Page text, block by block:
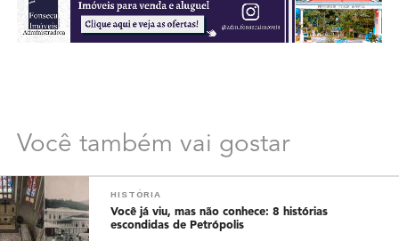
Você também vai gostar
HISTÓRIA
Você já viu, mas não conhece: 8 histórias
escondidas de Petrópolis